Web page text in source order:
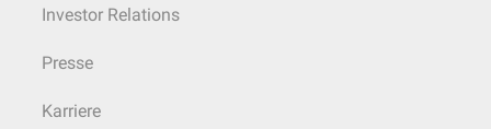
Investor Relations
Presse
Karriere